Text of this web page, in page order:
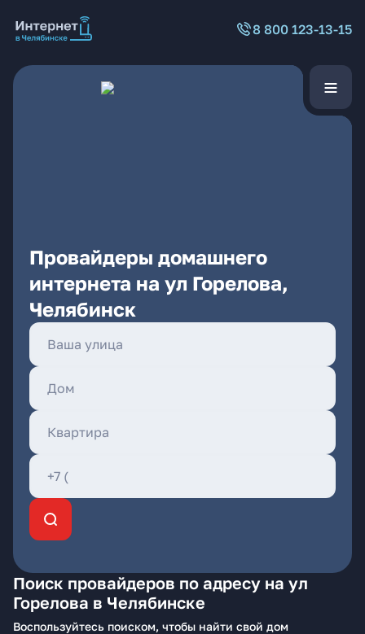
8 800 123-13-15
Провайдеры домашнего
интернета на ул Горелова,
Челябинск
Поиск провайдеров по адресу на ул
Горелова в Челябинске
Воспользуйтесь поиском, чтобы найти свой дом